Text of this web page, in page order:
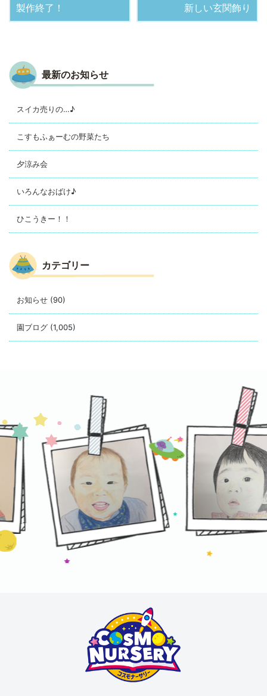
製作終了！
新しい玄関飾り
最新のお知らせ
スイカ売りの…♪
こすもふぁーむの野菜たち
夕涼み会
いろんなおばけ♪
ひこうきー！！
カテゴリー
お知らせ (90)
園ブログ (1,005)